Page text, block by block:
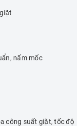
nấm mốc
công suất giặt, tốc độ